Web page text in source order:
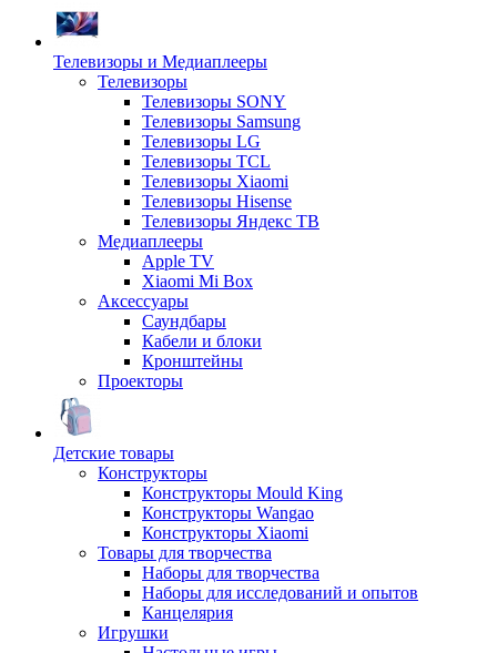
Телевизоры и Медиаплееры
Телевизоры
Телевизоры SONY
Телевизоры Samsung
Телевизоры LG
Телевизоры TCL
Телевизоры Xiaomi
Телевизоры Hisense
Телевизоры Яндекс ТВ
Медиаплееры
Apple TV
Xiaomi Mi Box
Аксессуары
Саундбары
Кабели и блоки
Кронштейны
Проекторы
Детские товары
Конструкторы
Конструкторы Mould King
Конструкторы Wangao
Конструкторы Xiaomi
Товары для творчества
Наборы для творчества
Наборы для исследований и опытов
Канцелярия
Игрушки